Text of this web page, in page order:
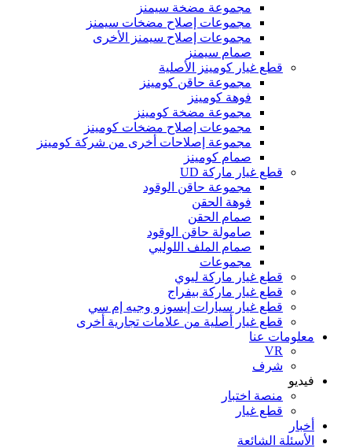
مجموعة مضخة سيمنز
مجموعات إصلاح مضخات سيمنز
مجموعات إصلاح سيمنز الأخرى
صمام سيمنز
قطع غيار كومينز الأصلية
مجموعة حاقن كومينز
فوهة كومينز
مجموعة مضخة كومينز
مجموعات إصلاح مضخات كومينز
مجموعة إصلاحات أخرى من شركة كومينز
صمام كومينز
قطع غيار ماركة UD
مجموعة حاقن الوقود
فوهة الحقن
صمام الحقن
صامولة حاقن الوقود
صمام الملف اللولبي
مجموعات
قطع غيار ماركة ليوي
قطع غيار ماركة بيفراج
قطع غيار سيارات إيسوزو وجيه إم سي
قطع غيار أصلية من علامات تجارية أخرى
معلومات عنا
VR
شرف
فيديو
منصة اختبار
قطع غيار
أخبار
الأسئلة الشائعة